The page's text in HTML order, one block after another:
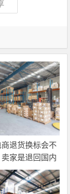
退货换标会不
家是退回国内
接处理？